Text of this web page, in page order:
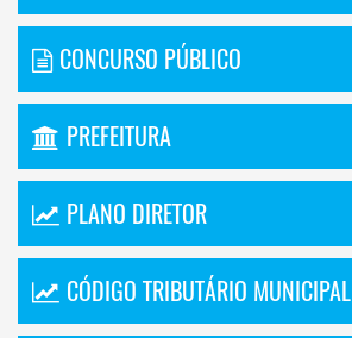
CONCURSO PÚBLICO
PREFEITURA
PLANO DIRETOR
CÓDIGO TRIBUTÁRIO MUNICIPAL